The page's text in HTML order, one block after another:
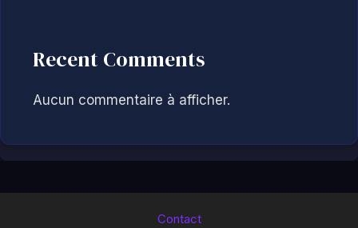
Recent Comments
Aucun commentaire à afficher.
Contact